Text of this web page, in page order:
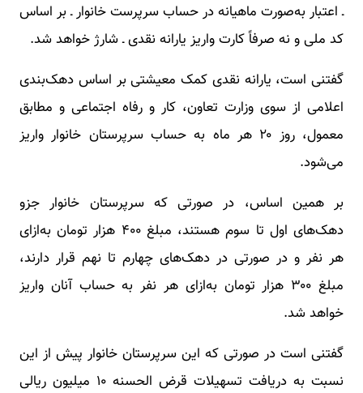
ـ اعتبار به‌صورت ماهیانه در حساب سرپرست خانوار ـ بر اساس
کد ملی و نه صرفاً کارت واریز یارانه نقدی ـ شارژ خواهد شد.
گفتنی است، یارانه نقدی کمک معیشتی بر اساس دهک‌بندی
اعلامی از سوی وزارت تعاون، کار و رفاه اجتماعی و مطابق
معمول، روز ۲۰ هر ماه به حساب سرپرستان خانوار واریز
می‌شود.
بر همین اساس، در صورتی که سرپرستان خانوار جزو
دهک‌های اول تا سوم هستند، مبلغ ۴۰۰ هزار تومان به‌ازای
هر نفر و در صورتی در دهک‌های چهارم تا نهم قرار دارند،
مبلغ ۳۰۰ هزار تومان به‌ازای هر نفر به حساب آنان واریز
خواهد شد.
گفتنی است در صورتی که این سرپرستان خانوار پیش از این
نسبت به دریافت تسهیلات قرض الحسنه ۱۰ میلیون ریالی